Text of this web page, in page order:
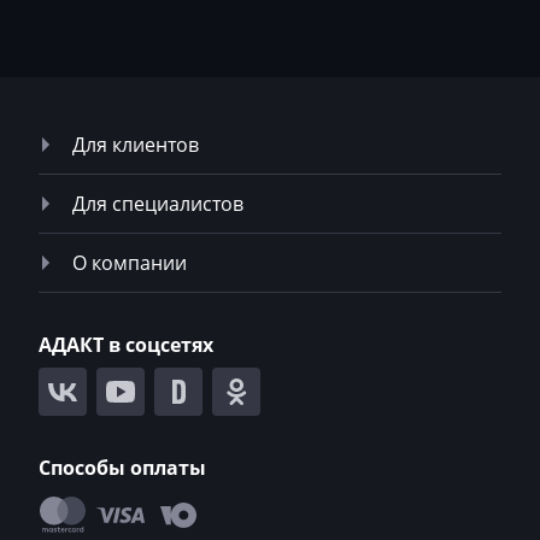
Nissan
Omoda
Opel
Oting
Pellenc
Perkins
Peterbilt
Peugeot
Для клиентов
Для специалистов
О компании
АДАКТ в соцсетях
Способы оплаты